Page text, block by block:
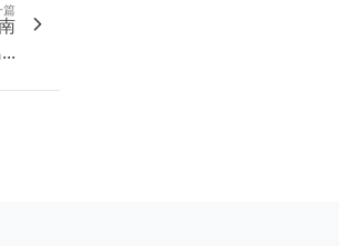
篇